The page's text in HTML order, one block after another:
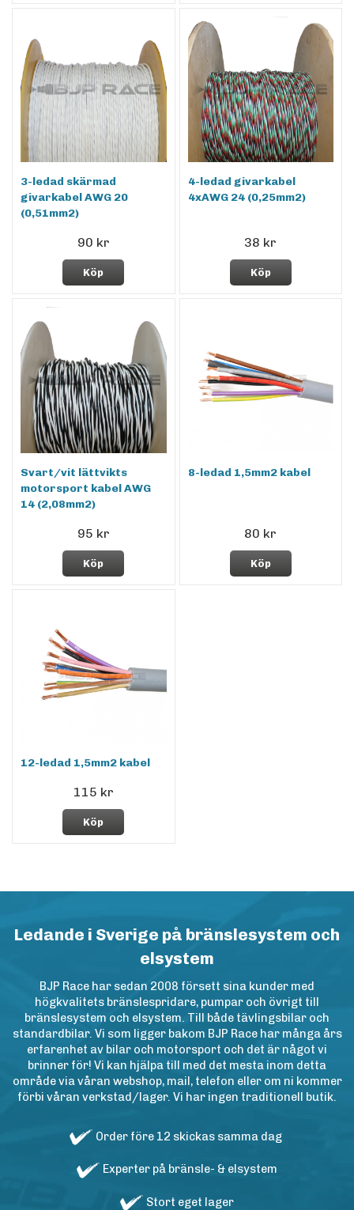
3-ledad skärmad
givarkabel AWG 20
(0,51mm2)
90 kr
Köp
4-ledad givarkabel
4xAWG 24 (0,25mm2)
38 kr
Köp
Svart/vit lättvikts
motorsport kabel AWG
14 (2,08mm2)
95 kr
Köp
8-ledad 1,5mm2 kabel
80 kr
Köp
12-ledad 1,5mm2 kabel
115 kr
Köp
Ledande i Sverige på bränslesystem och
elsystem
BJP Race har sedan 2008 försett sina kunder med
högkvalitets bränslespridare, pumpar och övrigt till
bränslesystem och elsystem. Till både tävlingsbilar och
standardbilar. Vi som ligger bakom BJP Race har många års
erfarenhet av bilar och motorsport och det är något vi
brinner för! Vi kan hjälpa till med det mesta inom detta
område via våran webshop, mail, telefon eller om ni kommer
förbi våran verkstad/lager. Vi har ingen traditionell butik.
Order före 12 skickas samma dag
Experter på bränsle- & elsystem
Stort eget lager